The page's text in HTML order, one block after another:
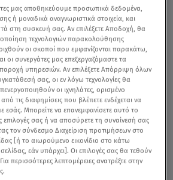
Video
ΖΩΔΙΑ ΑΣΗ ΜΠΗΛΙΟΥ ΖΩΔΙΑ
ΗΜΕΡΗΣΙΕΣ ΠΡΟΒΛΕΨΕΙΣ
μας αποθηκεύουμε προσωπικά δεδομένα,
ή μοναδικά αναγνωριστικά στοιχεία, και
στη συσκευή σας. Αν επιλέξετε Αποδοχή, θα
τεχνολογιών παρακολούθησης
οι σκοποί που εμφανίζονται παρακάτω,
οι συνεργάτες μας επεξεργαζόμαστε τα
υπηρεσιών. Αν επιλέξετε Απόρριψη όλων
σας, οι εν λόγω τεχνολογίες θα
οι ιχνηλάτες, ορισμένο
τις διαφημίσεις που βλέπετε ενδέχεται να
εσάς. Μπορείτε να επανεμφανίσετε αυτό το
επιλογές σας ή να αποσύρετε τη συναίνεσή σας
τον σύνδεσμο Διαχείριση προτιμήσεων στο
[ή το αιωρούμενο εικονίδιο στο κάτω
εάν υπάρχει]. Οι επιλογές σας θα τεθούν
περισσότερες λεπτομέρειες ανατρέξτε στην